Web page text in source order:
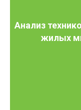
Анализ
жилых